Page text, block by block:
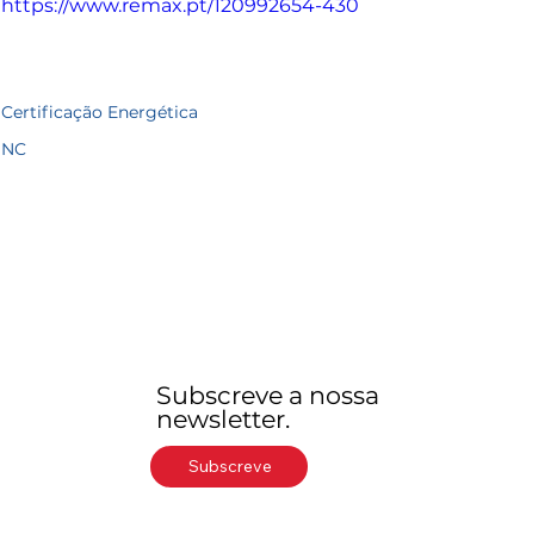
https://www.remax.pt/120992654-430
Certificação Energética
NC
Subscreve a nossa
newsletter.
Subscreve